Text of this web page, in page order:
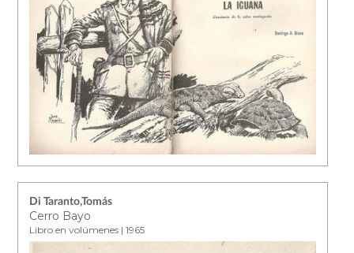
Di Taranto,Tomás
Cerro Bayo
Libro en volúmenes | 1965